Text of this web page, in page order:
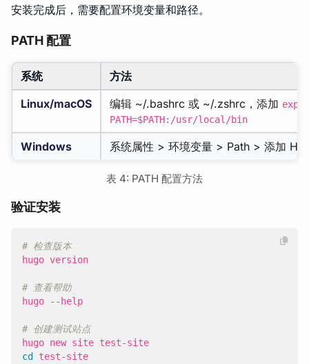
安装完成后，需要配置环境变量和路径。
PATH 配置
系统
方法
Linux/macOS
编辑 ~/.bashrc 或 ~/.zshrc，添加
PATH=$PATH:/usr/local/bin
Windows 系统属性 > 环境变量 > Path > 添加
表 4: PATH 配置方法
验证安装
# 检查版本
# 查看帮助
# 创建测试站点
cd